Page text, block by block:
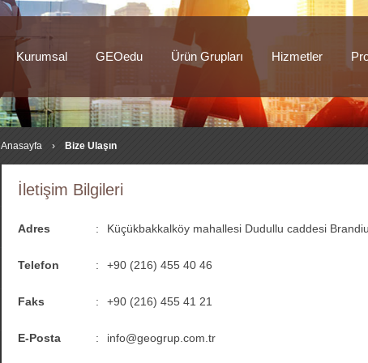
Kurumsal GEOedu Ürün Grupları Hizmetler
Anasayfa › Bize Ulaşın
İletişim Bilgileri
Adres : Küçükbakkalköy mahallesi Dudullu caddesi
Telefon : +90 (216) 455 40 46
Faks : +90 (216) 455 41 21
E-Posta : info@geogrup.com.tr